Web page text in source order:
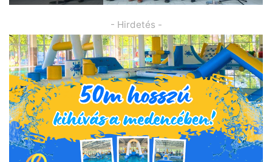
- Hirdetés -